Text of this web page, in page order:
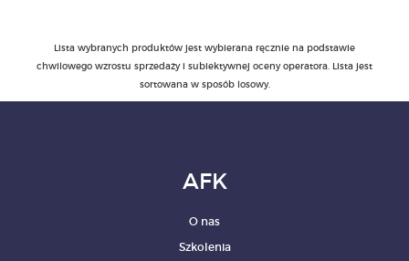
Lista wybranych produktów jest wybierana ręcznie na podstawie
chwilowego wzrostu sprzedaży i subiektywnej oceny operatora. Lista jest
sortowana w sposób losowy.
AFK
O nas
Szkolenia